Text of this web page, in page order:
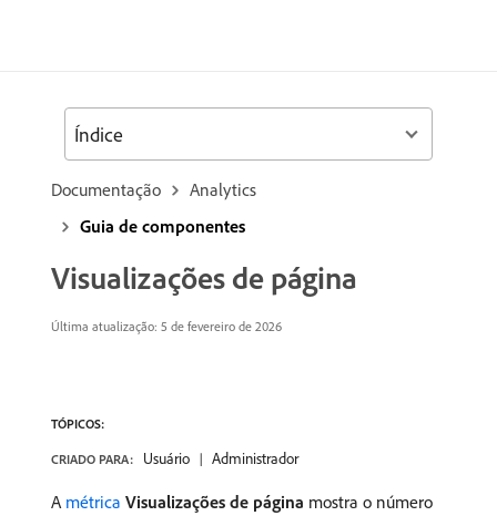
Documentação
Analytics
Guia de componentes
Visualizações de página
Última atualização: 5 de fevereiro de 2026
TÓPICOS:
CRIADO PARA: Usuário Administrador
A métrica Visualizações de página mostra o número
Índice